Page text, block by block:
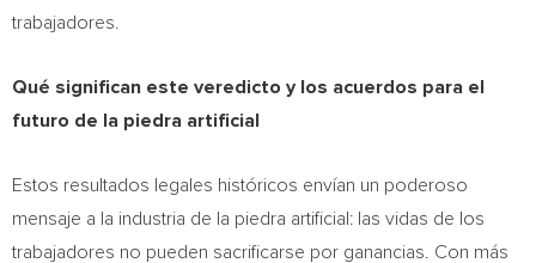
trabajadores.
Qué significan este veredicto y los acuerdos para el
futuro de la piedra artificial
Estos resultados legales históricos envían un poderoso
mensaje a la industria de la piedra artificial: las vidas de los
trabajadores no pueden sacrificarse por ganancias. Con más